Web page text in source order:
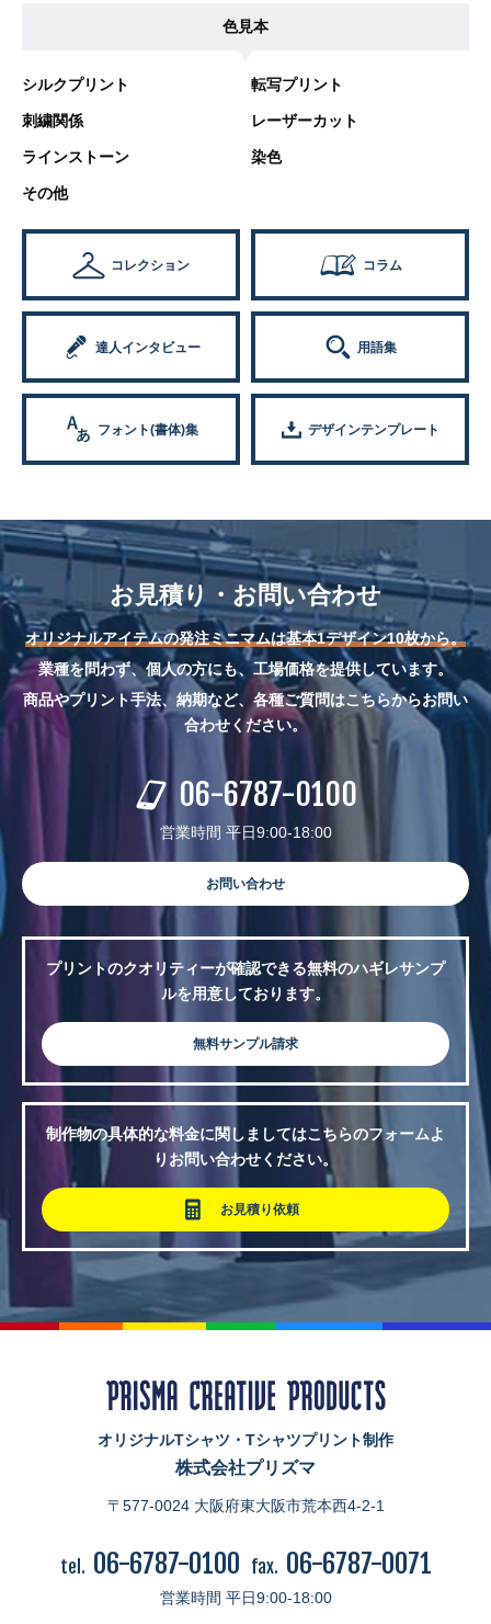
色見本
シルクプリント 転写プリント
刺繍関係 レーザーカット
ラインストーン 染色
その他
コレクション コラム
達人インタビュー 用語集
フォント(書体)集 デザインテンプレート
お見積り・お問い合わせ
オリジナルアイテムの発注ミニマムは基本1デザイン10枚から。
業種を問わず、個人の方にも、工場価格を提供しています。
商品やプリント手法、納期など、各種ご質問はこちらからお問い
合わせください。
06-6787-0100
営業時間 平日9:00-18:00
お問い合わせ
プリントのクオリティーが確認できる無料のハギレサンプ
ルを用意しております。
無料サンプル請求
制作物の具体的な料金に関しましてはこちらのフォームよ
りお問い合わせください。
お見積り依頼
オリジナルTシャツ・Tシャツプリント制作
株式会社プリズマ
〒577-0024 大阪府東大阪市荒本西4-2-1
tel. 06-6787-0100 fax. 06-6787-0071
営業時間 平日9:00-18:00